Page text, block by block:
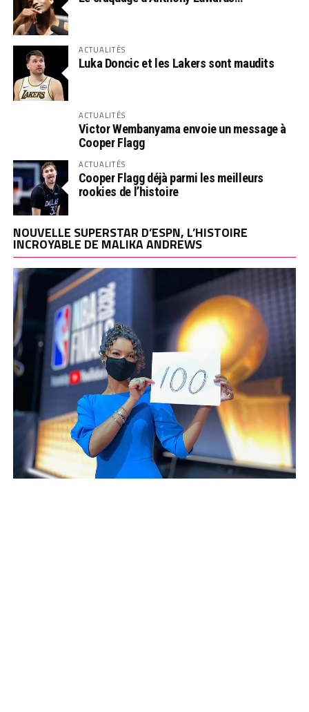
ACTUALITÉS
Luka Doncic et les Lakers sont maudits
ACTUALITÉS
Victor Wembanyama envoie un message à
Cooper Flagg
ACTUALITÉS
Cooper Flagg déjà parmi les meilleurs
rookies de l’histoire
NOUVELLE SUPERSTAR D’ESPN, L’HISTOIRE
INCROYABLE DE MALIKA ANDREWS